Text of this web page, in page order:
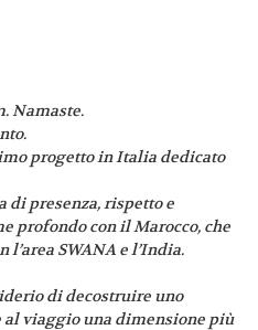
Namaste.
progetto in Italia dedicato
di presenza, rispetto e
profondo con il Marocco, che
SWANA e l’India.
di decostruire uno
viaggio una dimensione più